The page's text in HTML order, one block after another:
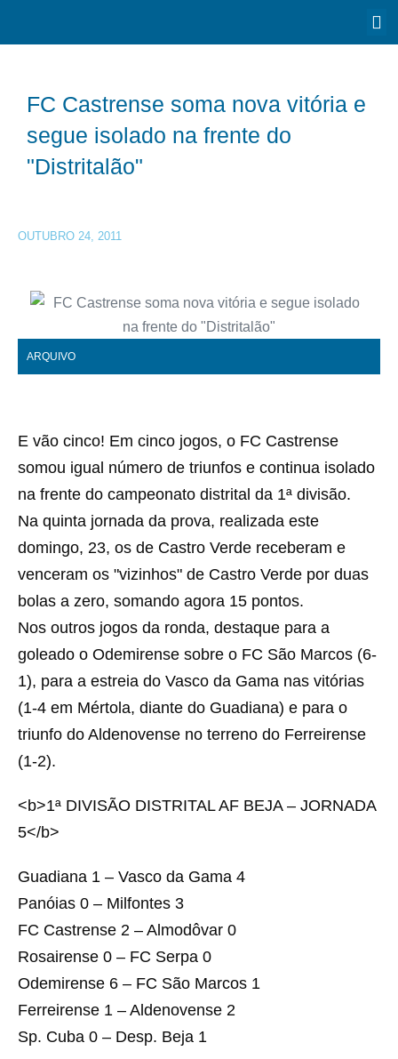
FC Castrense soma nova vitória e
segue isolado na frente do
"Distritalão"
OUTUBRO 24, 2011
ARQUIVO
E vão cinco! Em cinco jogos, o FC Castrense
somou igual número de triunfos e continua isolado
na frente do campeonato distrital da 1ª divisão.
Na quinta jornada da prova, realizada este
domingo, 23, os de Castro Verde receberam e
venceram os "vizinhos" de Castro Verde por duas
bolas a zero, somando agora 15 pontos.
Nos outros jogos da ronda, destaque para a
goleado o Odemirense sobre o FC São Marcos (6-
1), para a estreia do Vasco da Gama nas vitórias
(1-4 em Mértola, diante do Guadiana) e para o
triunfo do Aldenovense no terreno do Ferreirense
(1-2).
<b>1ª DIVISÃO DISTRITAL AF BEJA – JORNADA
5</b>
Guadiana 1 – Vasco da Gama 4
Panóias 0 – Milfontes 3
FC Castrense 2 – Almodôvar 0
Rosairense 0 – FC Serpa 0
Odemirense 6 – FC São Marcos 1
Ferreirense 1 – Aldenovense 2
Sp. Cuba 0 – Desp. Beja 1